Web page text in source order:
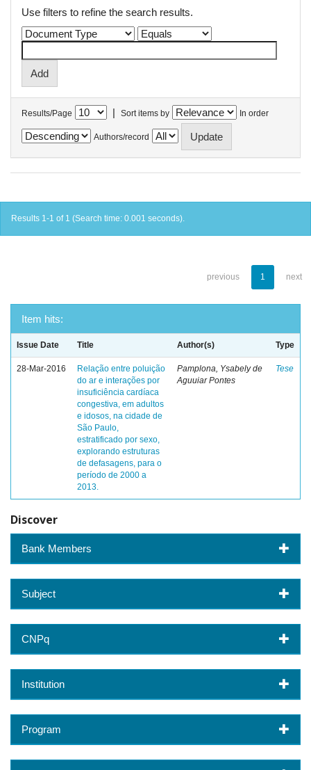
Use filters to refine the search results.
Results/Page | Sort items by In order
Authors/record
Results 1-1 of 1 (Search time: 0.001 seconds).
previous 1 next
Item hits:
Issue Date Title Author(s) Type
28-Mar-2016
Relação entre poluição
do ar e interações por
insuficiência cardíaca
congestiva, em adultos
e idosos, na cidade de
São Paulo,
estratificado por sexo,
explorando estruturas
de defasagens, para o
período de 2000 a
2013.
Pamplona, Ysabely de
Aguuiar Pontes
Tese
Discover
Bank Members
Subject
CNPq
Institution
Program